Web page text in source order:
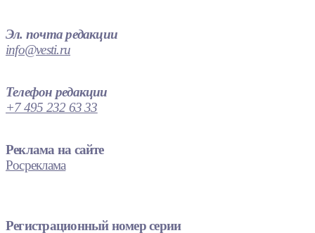
Эл. почта редакции
info@vesti.ru
Телефон редакции
+7 495 232 63 33
Реклама на сайте
Росреклама
Регистрационный номер серии